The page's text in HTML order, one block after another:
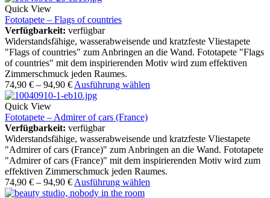
Quick View
Fototapete – Flags of countries
Verfügbarkeit: verfügbar
Widerstandsfähige, wasserabweisende und kratzfeste Vliestapete
"Flags of countries" zum Anbringen an die Wand. Fototapete "Flags
of countries" mit dem inspirierenden Motiv wird zum effektiven
Zimmerschmuck jeden Raumes.
74,90 € – 94,90 € Ausführung wählen
Quick View
Fototapete – Admirer of cars (France)
Verfügbarkeit: verfügbar
Widerstandsfähige, wasserabweisende und kratzfeste Vliestapete
"Admirer of cars (France)" zum Anbringen an die Wand. Fototapete
"Admirer of cars (France)" mit dem inspirierenden Motiv wird zum
effektiven Zimmerschmuck jeden Raumes.
74,90 € – 94,90 € Ausführung wählen